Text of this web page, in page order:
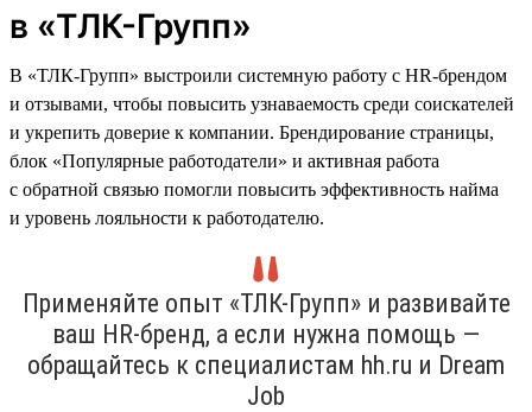
в «ТЛК-Групп»
В «ТЛК-Групп» выстроили системную работу с HR-брендом
и отзывами, чтобы повысить узнаваемость среди соискателей
и укрепить доверие к компании. Брендирование страницы,
блок «Популярные работодатели» и активная работа
с обратной связью помогли повысить эффективность найма
и уровень лояльности к работодателю.
Применяйте опыт «ТЛК-Групп» и развивайте
ваш HR-бренд, а если нужна помощь —
обращайтесь к специалистам hh.ru и Dream
Job